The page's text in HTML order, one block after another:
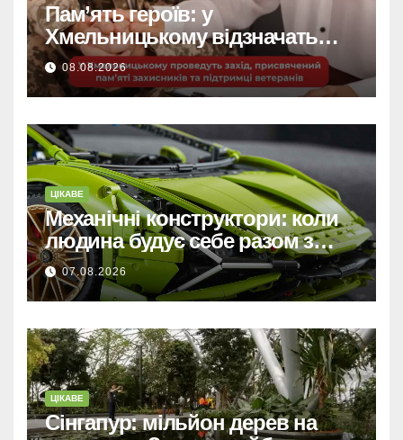
Пам’ять героїв: у
Хмельницькому відзначать
захисників та підтримають
ветеранів.
08.08.2026
ЦІКАВЕ
Механічні конструктори: коли
людина будує себе разом з
машиною
07.08.2026
ЦІКАВЕ
Сінгапур: мільйон дерев на